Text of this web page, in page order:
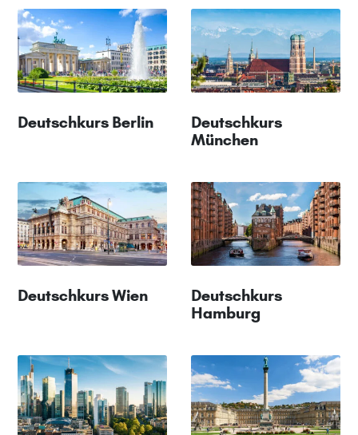
Deutschkurs Berlin
Deutschkurs
München
Deutschkurs Wien
Deutschkurs
Hamburg